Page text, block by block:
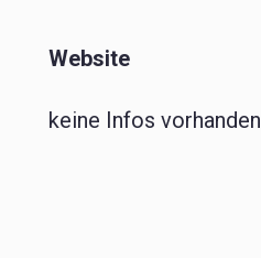
Website
keine Infos vorhanden